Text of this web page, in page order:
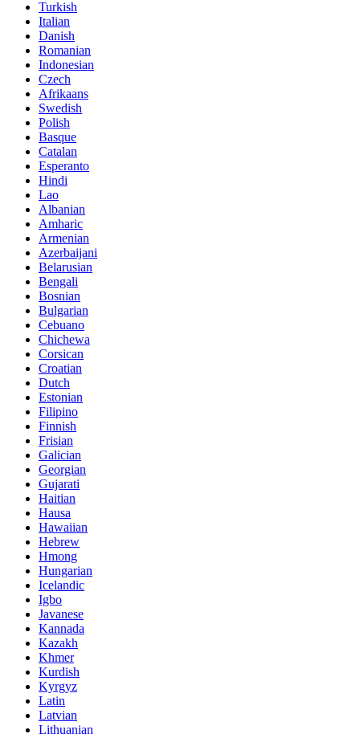
Turkish
Italian
Danish
Romanian
Indonesian
Czech
Afrikaans
Swedish
Polish
Basque
Catalan
Esperanto
Hindi
Lao
Albanian
Amharic
Armenian
Azerbaijani
Belarusian
Bengali
Bosnian
Bulgarian
Cebuano
Chichewa
Corsican
Croatian
Dutch
Estonian
Filipino
Finnish
Frisian
Galician
Georgian
Gujarati
Haitian
Hausa
Hawaiian
Hebrew
Hmong
Hungarian
Icelandic
Igbo
Javanese
Kannada
Kazakh
Khmer
Kurdish
Kyrgyz
Latin
Latvian
Lithuanian